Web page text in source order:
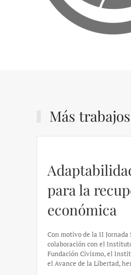
Más
para la
económica
Con motivo de la II
colaboración con el
Fundación Civismo, el
el Avance de la Libertad,